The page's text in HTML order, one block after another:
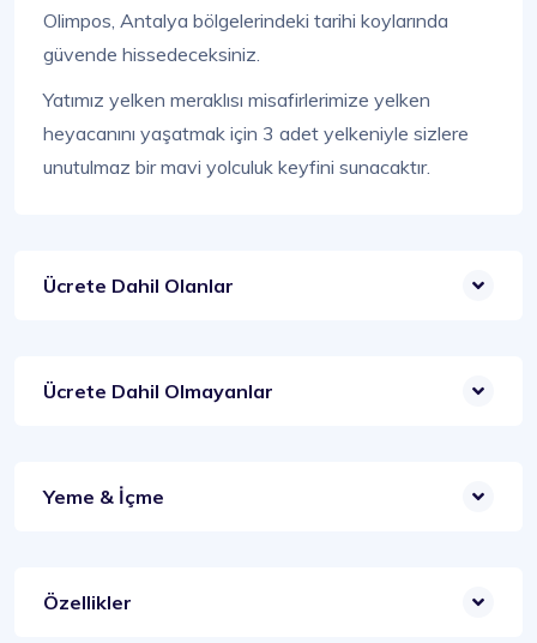
Olimpos, Antalya bölgelerindeki tarihi koylarında
güvende hissedeceksiniz.
Yatımız yelken meraklısı misafirlerimize yelken
heyacanını yaşatmak için 3 adet yelkeniyle sizlere
unutulmaz bir mavi yolculuk keyfini sunacaktır.
Ücrete Dahil Olanlar
Ücrete Dahil Olmayanlar
Yeme & İçme
Özellikler